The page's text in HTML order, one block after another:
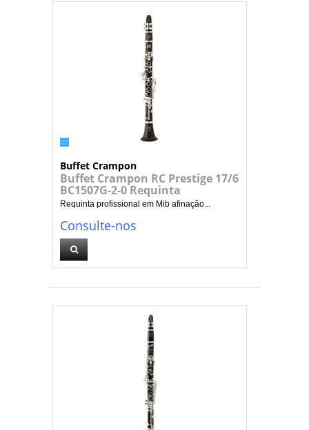
Buffet Crampon
Buffet Crampon RC Prestige 17/6
BC1507G-2-0 Requinta
Requinta profissional em Mib afinação...
Consulte-nos